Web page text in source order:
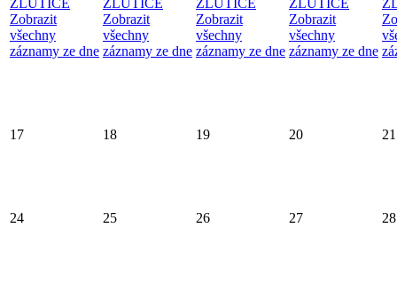
Zobrazit
všechny
záznamy ze dne
Zobrazit
všechny
záznamy ze dne
Zobrazit
všechny
záznamy ze dne
Zobrazit
všechny
záznamy ze dne
17 18 19 20 21
24 25 26 27 28